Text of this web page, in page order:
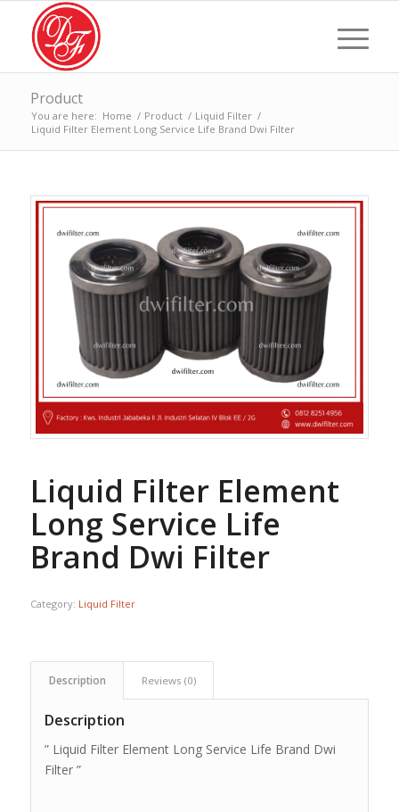
Product
You are here: Home / Product / Liquid Filter /
Liquid Filter Element Long Service Life Brand Dwi Filter
Liquid Filter Element
Long Service Life
Brand Dwi Filter
Category: Liquid Filter
Description Reviews (0)
Description
” Liquid Filter Element Long Service Life Brand Dwi
Filter ”